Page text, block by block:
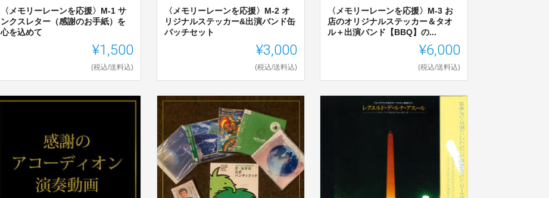
〈メモリーレーンを応援〉M-1 サ
ンクスレター（感謝のお手紙）を
心を込めて
¥1,500
(税込/送料込)
〈メモリーレーンを応援〉M-2 オ
リジナルステッカー&出演バンド缶
バッチセット
¥3,000
(税込/送料込)
〈メモリーレーンを応援〉M-3 お
店のオリジナルステッカー＆タオ
ル＋出演バンド【BBQ】の...
¥6,000
(税込/送料込)